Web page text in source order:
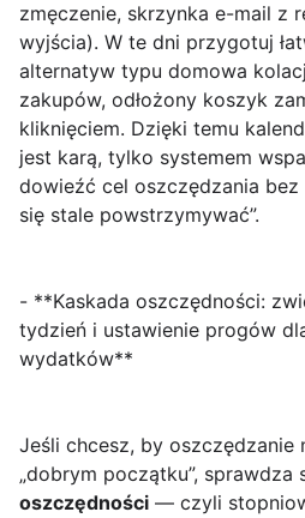
zmęczenie, skrzynka e-mail z
wyjścia). W te dni przygotuj
alternatyw typu domowa
zakupów, odłożony koszyk
kliknięciem. Dzięki temu
jest karą, tylko systemem
dowieźć cel oszczędzania bez
się stale powstrzymywać”.
- **Kaskada oszczędności:
tydzień i ustawienie progów
wydatków**
Jeśli chcesz, by oszczędzanie
„dobrym początku”, sprawdza
oszczędności — czyli